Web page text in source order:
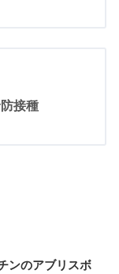
接種
ンのアブリスボ